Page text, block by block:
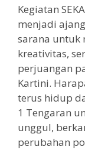
Kegiatan
menjadi
sarana untuk
kreativitas,
perjuangan
Kartini.
terus hidup
1 Tengaran
unggul,
perubahan